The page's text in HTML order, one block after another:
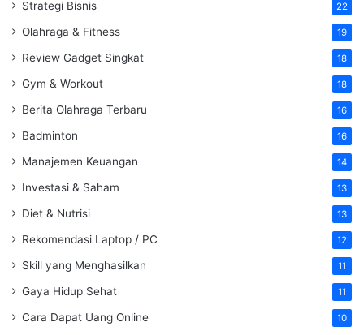
Strategi Bisnis 22
Olahraga & Fitness 19
Review Gadget Singkat 18
Gym & Workout 18
Berita Olahraga Terbaru 16
Badminton 16
Manajemen Keuangan 14
Investasi & Saham 13
Diet & Nutrisi 13
Rekomendasi Laptop / PC 12
Skill yang Menghasilkan 11
Gaya Hidup Sehat 11
Cara Dapat Uang Online 10